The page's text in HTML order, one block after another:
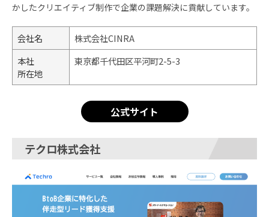
かしたクリエイティブ制作で企業の課題解決に貢献しています。
会社名
株式会社CINRA
本社
所在地
東京都千代田区平河町2-5-3
公式サイト
テクロ株式会社